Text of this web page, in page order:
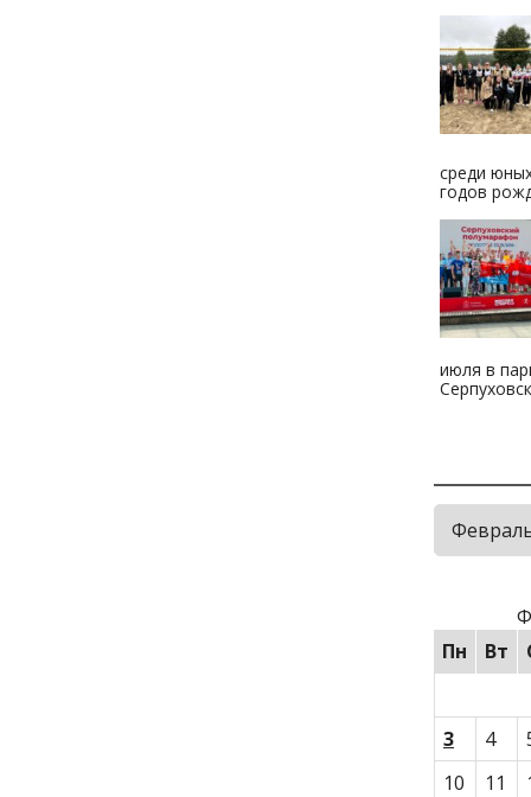
среди
годов
июля в
Архивы
Пн
Вт
3
4
10
11